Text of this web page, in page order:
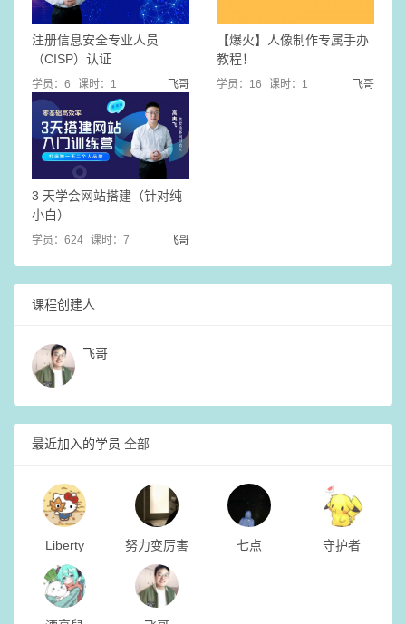
注册信息安全专业人员
（CISP）认证
学员：6 课时：1 飞哥
【爆火】人像制作专属手办
教程！
学员：16 课时：1 飞哥
3 天学会网站搭建（针对纯
小白）
学员：624 课时：7 飞哥
课程创建人
飞哥
最近加入的学员 全部
Liberty 努力变厉害 七点 守护者